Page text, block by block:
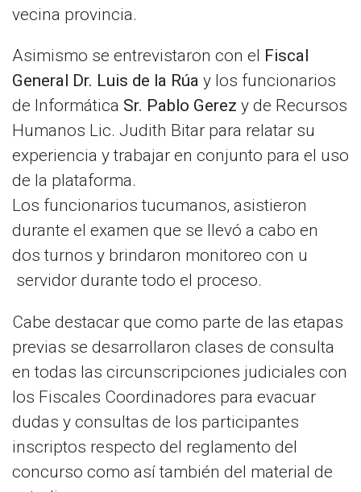
vecina provincia.
Asimismo se entrevistaron con el Fiscal
General Dr. Luis de la Rúa y los funcionarios
de Informática Sr. Pablo Gerez y de Recursos
Humanos Lic. Judith Bitar para relatar su
experiencia y trabajar en conjunto para el uso
de la plataforma.
Los funcionarios tucumanos, asistieron
durante el examen que se llevó a cabo en
dos turnos y brindaron monitoreo con u
servidor durante todo el proceso.
Cabe destacar que como parte de las etapas
previas se desarrollaron clases de consulta
en todas las circunscripciones judiciales con
los Fiscales Coordinadores para evacuar
dudas y consultas de los participantes
inscriptos respecto del reglamento del
concurso como así también del material de